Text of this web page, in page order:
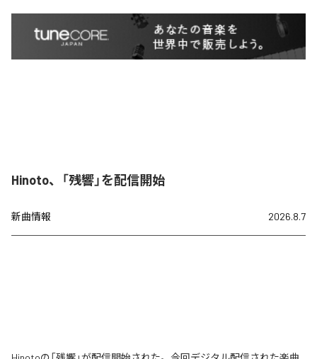
Hinoto、「残響」を配信開始
新曲情報 2026.8.7